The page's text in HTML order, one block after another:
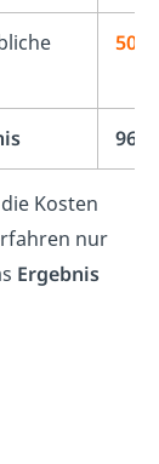
Kosten
nur
Ergebnis